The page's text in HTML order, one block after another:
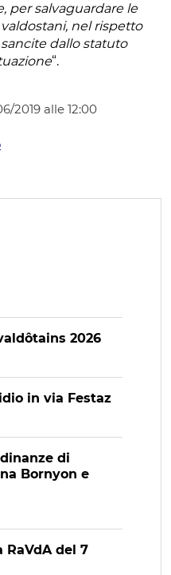
per salvaguardare le
nel rispetto
dallo statuto
“.
2019 alle 12:00
2026
in via Festaz
di
Bornyon e
RaVdA del 7